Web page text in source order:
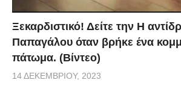
Ξεκαρδιστικό! Δείτε την Η
Παπαγάλου όταν βρήκε ένα
πάτωμα. (Βίντεο)
14 ΔΕΚΕΜΒΡΊΟΥ, 2023